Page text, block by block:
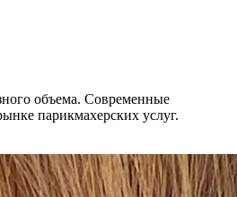
объема. Современные
парикмахерских услуг.